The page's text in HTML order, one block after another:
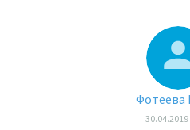
Фотеева
30.04.2019